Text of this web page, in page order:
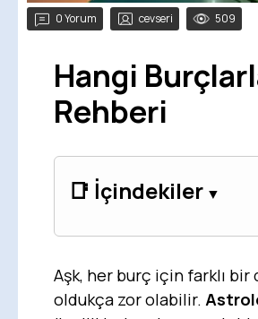
0 Yorum cevseri 509
Hangi
Rehberi
📑 İçindekiler
Aşk, her burç için farklı bir
oldukça zor olabilir.